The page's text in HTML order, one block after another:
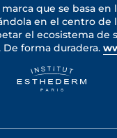
que se basa en
en el centro de
el ecosistema de
De forma duradera.